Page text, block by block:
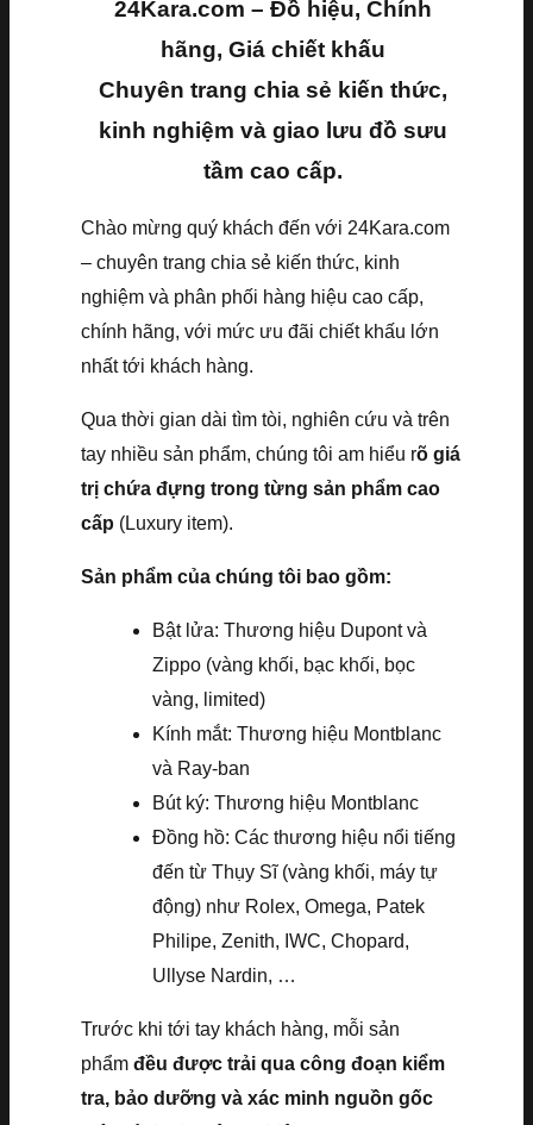
24Kara.com – Đồ hiệu, Chính
hãng, Giá chiết khấu
Chuyên trang chia sẻ kiến thức,
kinh nghiệm và giao lưu đồ sưu
tầm cao cấp.
Chào mừng quý khách đến với 24Kara.com
– chuyên trang chia sẻ kiến thức, kinh
nghiệm và phân phối hàng hiệu cao cấp,
chính hãng, với mức ưu đãi chiết khấu lớn
nhất tới khách hàng.
Qua thời gian dài tìm tòi, nghiên cứu và trên
tay nhiều sản phẩm, chúng tôi am hiểu rõ giá
trị chứa đựng trong từng sản phẩm cao
cấp (Luxury item).
Sản phẩm của chúng tôi bao gồm:
Bật lửa: Thương hiệu Dupont và
Zippo (vàng khối, bạc khối, bọc
vàng, limited)
Kính mắt: Thương hiệu Montblanc
và Ray-ban
Bút ký: Thương hiệu Montblanc
Đồng hồ: Các thương hiệu nổi tiếng
đến từ Thụy Sĩ (vàng khối, máy tự
động) như Rolex, Omega, Patek
Philipe, Zenith, IWC, Chopard,
Ullyse Nardin, …
Trước khi tới tay khách hàng, mỗi sản
phẩm đều được trải qua công đoạn kiểm
tra, bảo dưỡng và xác minh nguồn gốc